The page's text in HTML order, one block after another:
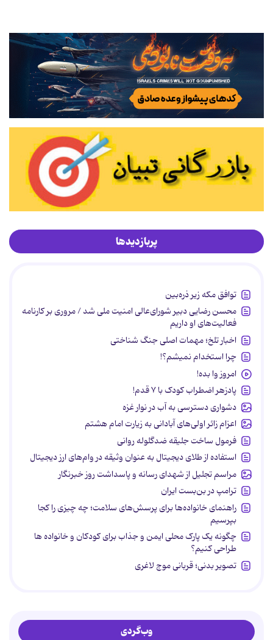
پربازدیدها
توافق مکه زیر ذره‌بین
محسن رضایی دبیر شورای‌عالی امنیت ملی شد / مروری بر کارنامه
فعالیت‌های او داریم
اخبار تلخ؛ مهمات اصلی جنگ شناختی
چرا استخدام نمیشم؟!
امروز وا بده!
پادزهر اضطراب کودک با ۷ قدم!
دشواری دسترسی به آب در نوار غزه
اعزام زائر اولی‌های آبادانی به زیارت امام هشتم
فرمول ساخت جلیقه ضدگلوله روانی
استفاده از طلای دیجیتال به عنوان وثیقه در وام‌های ارز دیجیتال
مراسم تجلیل از شهدای رسانه و پاسداشت روز خبرنگار
ترامپ در بن‌بست ایران
راهنمای خانواده‌ها برای پرسش‌های سلامت؛ چه چیزی را کجا
بپرسیم
چگونه یک پارک محلی ایمن و جذاب برای کودکان و خانواده ها
طراحی کنیم؟
تصویر بدنی؛ قربانی موج لاغری
وب‌گردی